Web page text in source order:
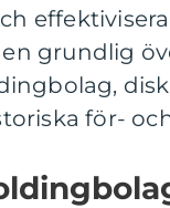
grundlig
för-